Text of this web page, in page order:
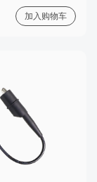
加入购物车